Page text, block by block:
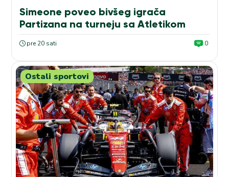
Simeone poveo bivšeg igrača
Partizana na turneju sa Atletikom
pre 20 sati 0
Ostali sportovi